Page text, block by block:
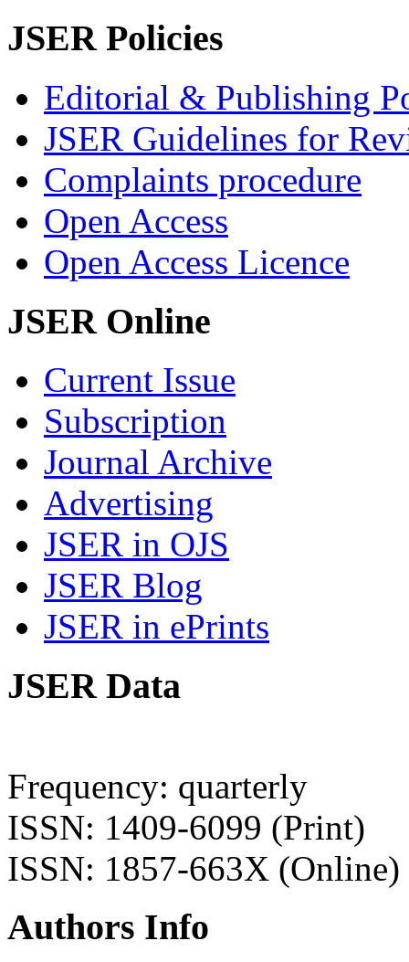
JSER Policies
Editorial & Publishing
JSER Guidelines for
Complaints procedure
Open Access
Open Access Licence
JSER Online
Current Issue
Subscription
Journal Archive
Advertising
JSER in OJS
JSER Blog
JSER in ePrints
JSER Data
Frequency: quarterly
ISSN: 1409-6099 (Print)
ISSN: 1857-663X (Online)
Authors Info